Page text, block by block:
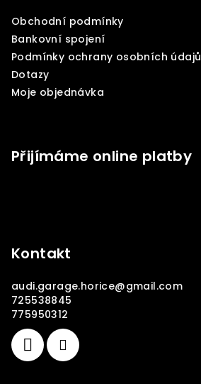
Obchodní podmínky
Bankovní spojení
Podmínky ochrany osobních údajů
Dotazy
Moje objednávka
Přijímáme online platby
Kontakt
audi.garage.horice@gmail.com
725538845
775950312